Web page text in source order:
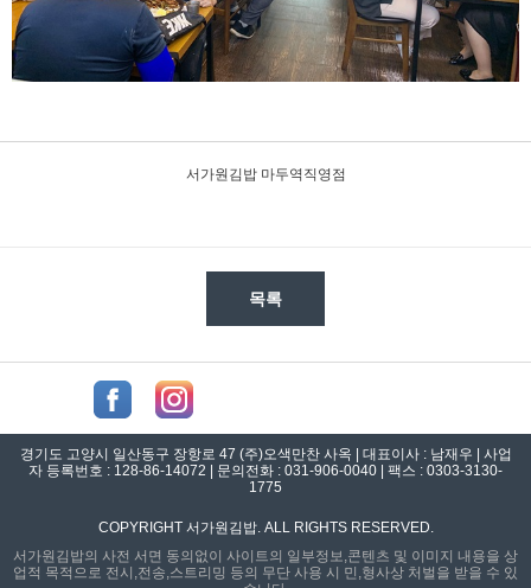
서가원김밥 마두역직영점
목록
경기도 고양시 일산동구 장항로 47 (주)오색만찬 사옥 | 대표이사 : 남재우 | 사업
자 등록번호 : 128-86-14072 | 문의전화 : 031-906-0040 | 팩스 : 0303-3130-
1775
COPYRIGHT 서가원김밥. ALL RIGHTS RESERVED.
서가원김밥의 사전 서면 동의없이 사이트의 일부정보,콘텐츠 및 이미지 내용을 상
업적 목적으로 전시,전송,스트리밍 등의 무단 사용 시 민,형사상 처벌을 받을 수 있